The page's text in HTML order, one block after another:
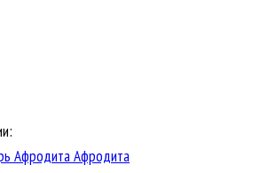
Афродита